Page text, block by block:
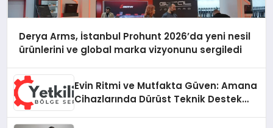
Derya Arms, İstanbul Prohunt 2026’da yeni nesil
ürünlerini ve global marka vizyonunu sergiledi
Evin Ritmi ve Mutfakta Güven: Amana
Cihazlarında Dürüst Teknik Destek